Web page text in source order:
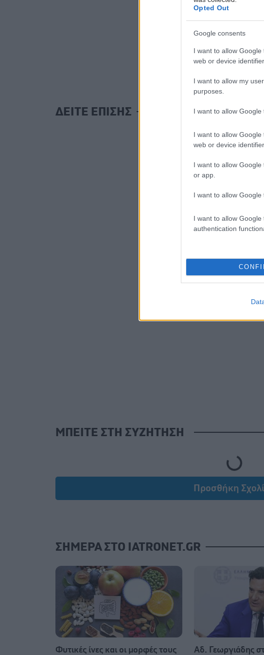
Opted Out
Google consents
I want to allow
web or device
I want to allow my
purposes.
I want to allow Google
I want to allow
web or device
I want to allow
or app.
I want to allow
I want to allow
authentication
ΔΕΙΤΕ ΕΠΙΣΗΣ
ΜΠΕΙΤΕ ΣΤΗ ΣΥΖΗΤΗΣΗ
Loading...
Προσθήκη
ΣΗΜΕΡΑ ΣΤΟ IATRONET.GR
Φυτικές ίνες και οι μορφές τους Αδ. Γεωργιάδης